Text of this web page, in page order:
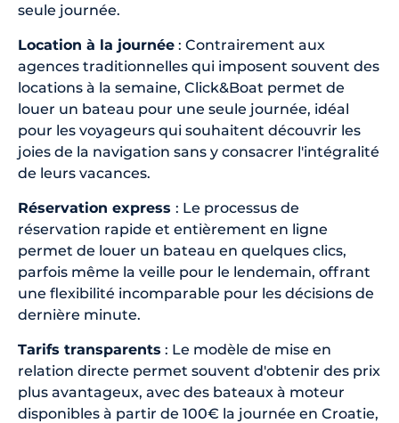
seule journée.
Location à la journée : Contrairement aux
agences traditionnelles qui imposent souvent des
locations à la semaine, Click&Boat permet de
louer un bateau pour une seule journée, idéal
pour les voyageurs qui souhaitent découvrir les
joies de la navigation sans y consacrer l'intégralité
de leurs vacances.
Réservation express : Le processus de
réservation rapide et entièrement en ligne
permet de louer un bateau en quelques clics,
parfois même la veille pour le lendemain, offrant
une flexibilité incomparable pour les décisions de
dernière minute.
Tarifs transparents : Le modèle de mise en
relation directe permet souvent d'obtenir des prix
plus avantageux, avec des bateaux à moteur
disponibles à partir de 100€ la journée en Croatie,